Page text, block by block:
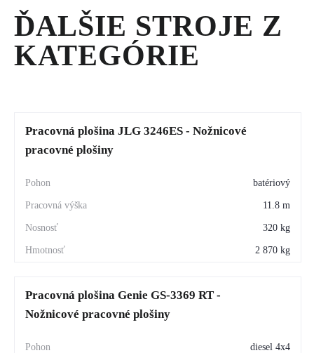
ĎALŠIE STROJE Z
KATEGÓRIE
Pracovná plošina JLG 3246ES - Nožnicové
pracovné plošiny
batériový
11.8 m
320 kg
2 870 kg
Pracovná plošina Genie GS-3369 RT -
Nožnicové pracovné plošiny
diesel 4x4